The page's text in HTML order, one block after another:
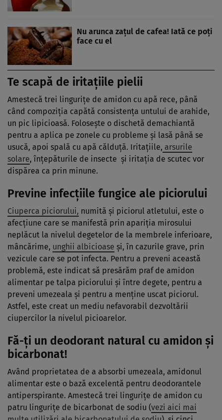
Nu arunca zaţul de cafea! Iată ce poţi
face cu el
Te scapă de iritaţiile pielii
Amestecă trei linguriţe de amidon cu apă rece, până
când compoziţia capătă consistenţa untului de arahide,
un pic lipicioasă. Foloseşte o dischetă demachiantă
pentru a aplica pe zonele cu probleme şi lasă până se
usucă, apoi spală cu apă călduţă. Iritaţiile, arsurile
solare, înţepăturile de insecte şi iritaţia de scutec vor
dispărea ca prin minune.
Previne infecţiile fungice ale piciorului
Ciuperca piciorului, numită şi piciorul atletului, este o
afecţiune care se manifestă prin apariţia mirosului
neplăcut la nivelul degetelor de la membrele inferioare,
mâncărime, unghii albicioase şi, în cazurile grave, prin
vezicule care se pot infecta. Pentru a preveni această
problemă, este indicat să presărăm praf de amidon
alimentar pe talpa piciorului şi între degete, pentru a
preveni umezeala şi pentru a menţine uscat piciorul.
Astfel, este creat un mediu nefavorabil dezvoltării
ciupercilor la nivelul picioarelor.
Fă-ţi un deodorant natural cu amidon şi
bicarbonat!
Având proprietatea de a absorbi umezeala, amidonul
alimentar este o bază excelentă pentru deodorantele
antiperspirante. Amestecă trei linguriţe de amidon cu
patru linguriţe de bicarbonat de sodiu (vezi aici mai